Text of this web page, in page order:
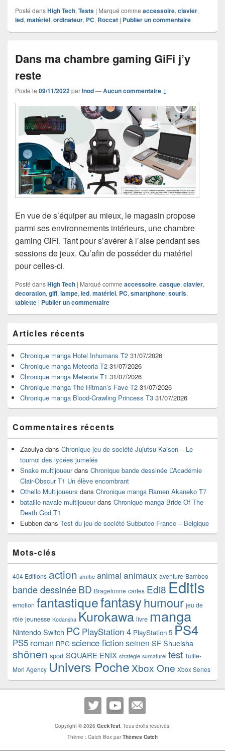
Posté dansHigh Tech, Tests | Marqué comme accessoire, clavier,
led, matériel, ordinateur, PC, Roccat | Publier un commentaire
Dans ma chambre gaming GiFi j’y
reste
Posté le 09/11/2022parInod—Aucun commentaire ↓
En vue de s’équiper au mieux, le magasin propose
parmi ses environnements intérieurs, une chambre
gaming GiFi. Tant pour s’avérer à l’aise pendant ses
sessions de jeux. Qu’afin de posséder du matériel
pour celles-ci.
Posté dansHigh Tech | Marqué comme accessoire, casque, clavier,
decoration, gifi, lampe, led, matériel, PC, smartphone, souris,
tablette | Publier un commentaire
principale
de
widget
pour
barre
latérale
Articles récents
Chronique manga Hotel Inhumans T2 31/07/2026
Chronique manga Meteoria T2 31/07/2026
Chronique manga Meteoria T1 31/07/2026
Chronique manga The Hitman’s Fave T2 31/07/2026
Chronique manga Blood-Crawling Princess T3 31/07/2026
Commentaires récents
Zaouiya dans Chronique jeu de société Jujutsu Kaisen – Le
tournoi des lycées jumelés
Snake multijoueurdans Chronique bande dessinée L’Académie
Clair-Obscur T1 Un élève encombrant
Othello Multijoueurs dans Chronique manga Ramen Akaneko T7
bataille navale multijoueurdans Chronique manga Bride Of The
Death God T1
Eubben dans Test du jeu de société Subbuteo France – Belgique
Mots-clés
404 Editions action amitie animal animaux aventure Bamboo
bande dessinéeBD Bragelonne cartes Edi8 Editis
emotion fantastiquefantasyhumour jeu de
rôle jeunesse Kodansha Kurokawa livre manga
Nintendo Switch PC PlayStation 4 PlayStation 5 PS4
PS5 roman RPG science fictionseinen SF Shueisha
shônen sport SQUARE ENIX stratégie surnaturel test Tuttle-
Mori Agency Univers Poche Xbox One Xbox Series
Copyright © 2026 GeekTest. Tous droits réservés.
Thème : Catch Box parThèmes Catch